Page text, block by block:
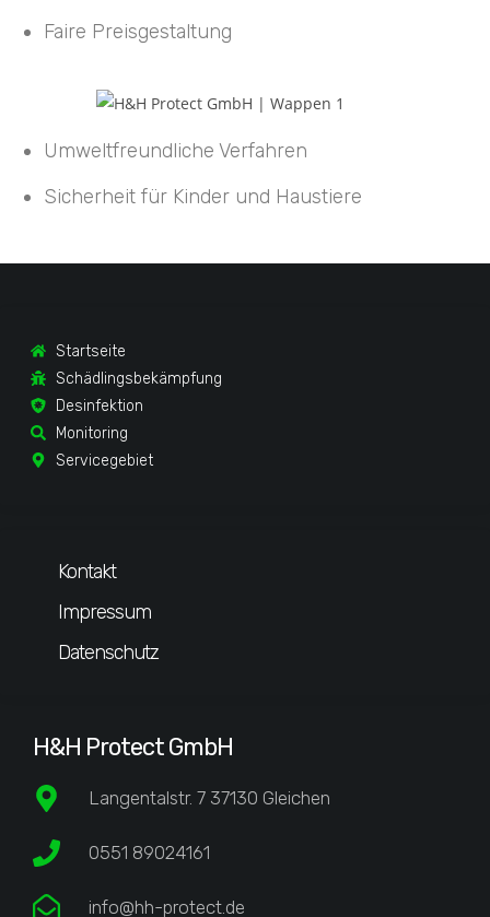
Faire Preisgestaltung
Umweltfreundliche Verfahren
Sicherheit für Kinder und Haustiere
H&H Protect GmbH
Langentalstr. 7 37130 Gleichen
0551 89024161
info@hh-protect.de
Kontakt
Impressum
Datenschutz
Startseite
Schädlingsbekämpfung
Desinfektion
Monitoring
Servicegebiet